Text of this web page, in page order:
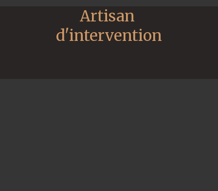
Artisan
d'intervention